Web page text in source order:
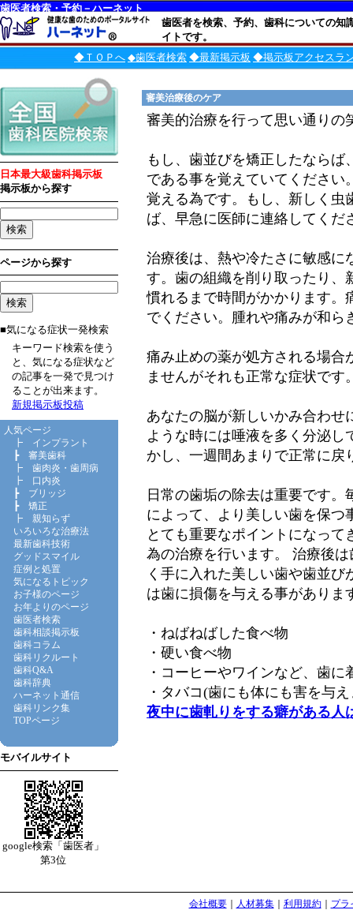
歯医者検索・予約－ハーネット
歯医者を検索、予約、歯科についての知
イトです。
◆ＴＯＰへ ◆歯医者検索 ◆最新掲示板 ◆掲示板アクセスラ
日本最大級歯科掲示板
掲示板から探す
ページから探す
■気になる症状一発検索
キーワード検索を使う
と、気になる症状など
の記事を一発で見つけ
ることが出来ます。
新規掲示板投稿
人気ページ
┣ インプラント
┣ 審美歯科
┣ 歯肉炎・歯周病
┣ 口内炎
┣ ブリッジ
┣ 矯正
┣ 親知らず
いろいろな治療法
最新歯科技術
グッドスマイル
症例と処置
気になるトピック
お子様のページ
お年よりのページ
歯医者検索
歯科相談掲示板
歯科コラム
歯科リクルート
歯科Q&A
歯科辞典
ハーネット通信
歯科リンク集
TOPページ
モバイルサイト
google検索「歯医者」
第3位
審美治療後のケア
審美的治療を行って思い通りの
もし、歯並びを矯正したなら
である事を覚えていてください
覚える為です。もし、新しく虫
ば、早急に医師に連絡してくだ
治療後は、熱や冷たさに敏感に
す。歯の組織を削り取ったり、
慣れるまで時間がかかります。
でください。腫れや痛みが和ら
痛み止めの薬が処方される場合
ませんがそれも正常な症状です
あなたの脳が新しいかみ合わせ
ような時には唾液を多く分泌
かし、一週間あまりで正常に戻
日常の歯垢の除去は重要です
によって、より美しい歯を保つ
とても重要なポイントになっ
為の治療を行います。 治療後
く手に入れた美しい歯や歯並
は歯に損傷を与える事がありま
・ねばねばした食べ物
・硬い食べ物
・コーヒーやワインなど、歯に
・タバコ(歯にも体にも害を与
夜中に歯軋りをする癖がある人
会社概要｜ 人材募集｜ 利用規約｜ プラ